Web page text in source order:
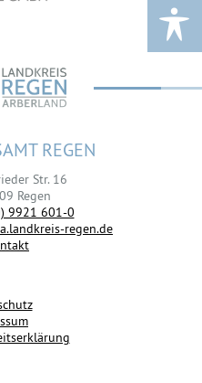
REGEN
Str. 16
Regen
9921 601-0
regen.de